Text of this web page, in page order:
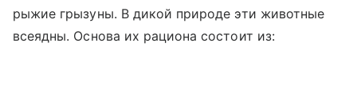
рыжие грызуны. В дикой природе эти животные
всеядны. Основа их рациона состоит из: